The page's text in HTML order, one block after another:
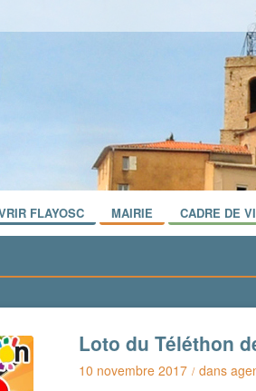
FLAYOSC MAIRIE CADRE DE
Loto du Téléthon
10 novembre 2017 / dans